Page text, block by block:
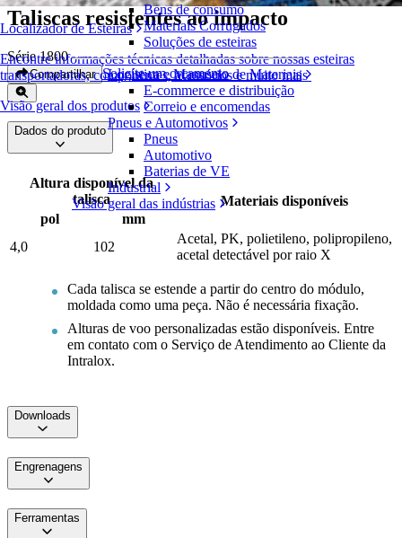
Localizador de Esteiras
Encontre informações técnicas detalhadas sobre nossas esteiras
transportadoras, componentes, acessórios e muito mais
Visão geral dos produtos
Bens de consumo
Materiais Corrugados
Soluções de esteiras
Logística e Manuseio de Materiais
E-commerce e distribuição
Correio e encomendas
Pneus e Automotivos
Pneus
Automotivo
Baterias de VE
Industrial
Visão geral das indústrias
Taliscas resistentes ao impacto
Série 1800
Compartilhar Solicite um orçamento
Dados do produto
Altura disponível da
talisca
Materiais disponíveis
pol
mm
4,0
102
Acetal, PK, polietileno, polipropileno,
acetal detectável por raio X
Cada talisca se estende a partir do centro do módulo,
moldada como uma peça. Não é necessária fixação.
Alturas de voo personalizadas estão disponíveis. Entre
em contato com o Serviço de Atendimento ao Cliente da
Intralox.
Downloads
Engrenagens
Ferramentas